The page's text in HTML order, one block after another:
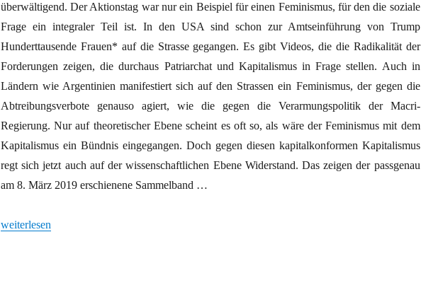
überwältigend. Der Aktionstag war nur ein Beispiel für einen Feminismus, für den die soziale
Frage ein integraler Teil ist. In den USA sind schon zur Amtseinführung von Trump
Hunderttausende Frauen* auf die Strasse gegangen. Es gibt Videos, die die Radikalität der
Forderungen zeigen, die durchaus Patriarchat und Kapitalismus in Frage stellen. Auch in
Ländern wie Argentinien manifestiert sich auf den Strassen ein Feminismus, der gegen die
Abtreibungsverbote genauso agiert, wie die gegen die Verarmungspolitik der Macri-
Regierung. Nur auf theoretischer Ebene scheint es oft so, als wäre der Feminismus mit dem
Kapitalismus ein Bündnis eingegangen. Doch gegen diesen kapitalkonformen Kapitalismus
regt sich jetzt auch auf der wissenschaftlichen Ebene Widerstand. Das zeigen der passgenau
am 8. März 2019 erschienene Sammelband …
„Materialistischer Feminismus“
weiterlesen